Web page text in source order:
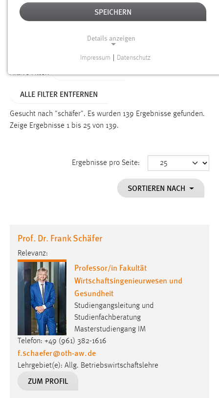
Alter
Aktive Filter:
ALLE FILTER ENTFERNEN
Gesucht nach "schäfer". Es wurden 139 Ergebnisse gefunden.
Zeige Ergebnisse 1 bis 25 von 139.
Ergebnisse pro Seite:
SORTIEREN NACH
Prof. Dr. Frank Schäfer
Relevanz:
Professor/in Fakultät
Wirtschaftsingenieurwesen und
Gesundheit
Studiengangsleitung und
Studienfachberatung
Masterstudiengang IM
Telefon: +49 (961) 382-1616
f.schaefer@oth-aw.de
Lehrgebiet(e): Allg. Betriebswirtschaftslehre
ZUM PROFIL
SPEICHERN
Details anzeigen
Funktionen und sind für die einwandfreie Funktion der
Einverständnis
cookie_consent
Dieser Cookie speichert die ausgewählten Einverständnis-
Performance
Name:
staticfilecache
Zweck:
Für performante Seitenauslieferung wird in diesem Cookie
gespeichert, ob man eingeloggt ist.
Sprachpräferenz
site-language-preference
Impressum Datenschutz